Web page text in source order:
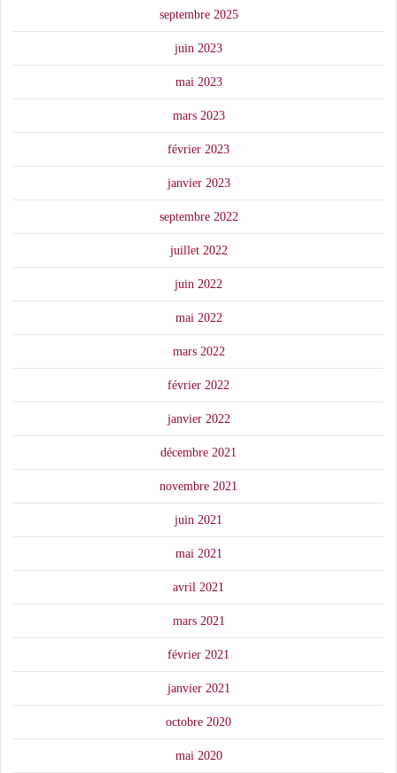
septembre 2025
juin 2023
mai 2023
mars 2023
février 2023
janvier 2023
septembre 2022
juillet 2022
juin 2022
mai 2022
mars 2022
février 2022
janvier 2022
décembre 2021
novembre 2021
juin 2021
mai 2021
avril 2021
mars 2021
février 2021
janvier 2021
octobre 2020
mai 2020